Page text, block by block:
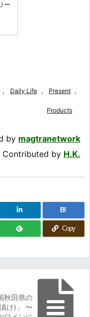
ー
, Daily Life , Present ,
Products
by magtranetwork
Contributed by H.K.
B!
Copy
秋田県の
け)」 〜